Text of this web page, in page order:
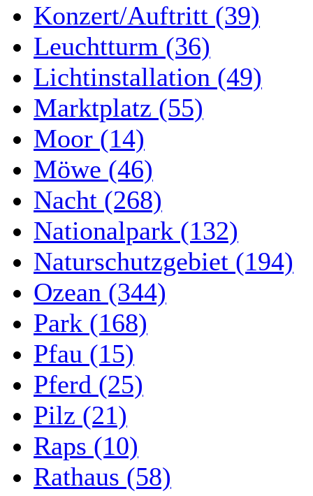
Konzert/Auftritt (39)
Leuchtturm (36)
Lichtinstallation (49)
Marktplatz (55)
Moor (14)
Möwe (46)
Nacht (268)
Nationalpark (132)
Naturschutzgebiet (194)
Ozean (344)
Park (168)
Pfau (15)
Pferd (25)
Pilz (21)
Raps (10)
Rathaus (58)